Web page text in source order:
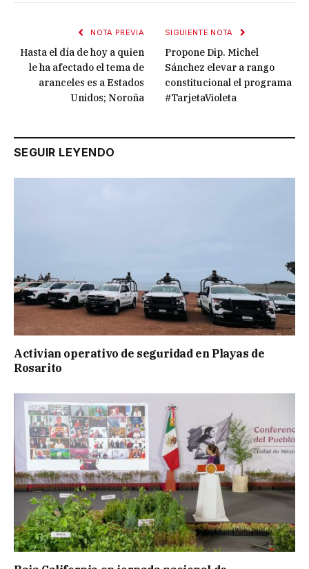
NOTA PREVIA
Hasta el día de hoy a quien
le ha afectado el tema de
aranceles es a Estados
Unidos; Noroña
SIGUIENTE NOTA
Propone Dip. Michel
Sánchez elevar a rango
constitucional el programa
#TarjetaVioleta
SEGUIR LEYENDO
Activian operativo de seguridad en Playas de
Rosarito